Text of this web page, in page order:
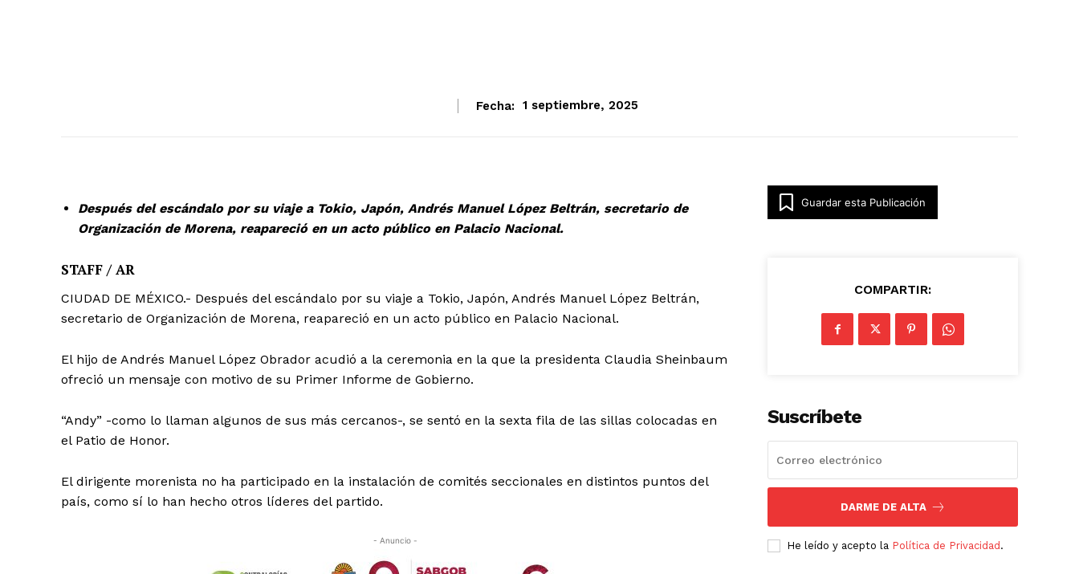
Fecha: 1 septiembre, 2025
Después del escándalo por su viaje a Tokio, Japón, Andrés Manuel López Beltrán, secretario de
Organización de Morena, reapareció en un acto público en Palacio Nacional.
STAFF / AR
CIUDAD DE MÉXICO.- Después del escándalo por su viaje a Tokio, Japón, Andrés Manuel López Beltrán,
secretario de Organización de Morena, reapareció en un acto público en Palacio Nacional.
El hijo de Andrés Manuel López Obrador acudió a la ceremonia en la que la presidenta Claudia Sheinbaum
ofreció un mensaje con motivo de su Primer Informe de Gobierno.
“Andy” -como lo llaman algunos de sus más cercanos-, se sentó en la sexta fila de las sillas colocadas en
el Patio de Honor.
El dirigente morenista no ha participado en la instalación de comités seccionales en distintos puntos del
país, como sí lo han hecho otros líderes del partido.
- Anuncio -
Guardar esta Publicación
COMPARTIR:
Suscríbete
DARME DE ALTA
He leído y acepto la Política de Privacidad .